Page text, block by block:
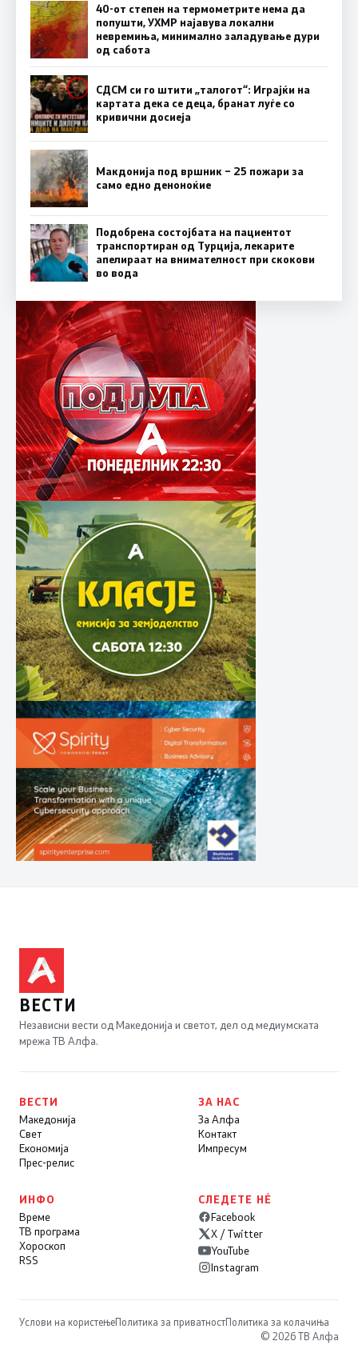
40-от степен на термометрите нема да
попушти, УХМР најавува локални
невремиња, минимално заладување дури
од сабота
СДСМ си го штити „талогот“: Играјќи на
картата дека се деца, бранат луѓе со
кривични досиеја
Макдонија под вршник – 25 пожари за
само едно деноноќие
Подобрена состојбата на пациентот
транспортиран од Турција, лекарите
апелираат на внимателност при скокови
во вода
ВЕСТИ
Независни вести од Македонија и светот, дел од медиумската
мрежа ТВ Алфа.
ВЕСТИ
Македонија
Свет
Економија
Прес-релис
ЗА НАС
За Алфа
Контакт
Импресум
ИНФО
Време
ТВ програма
Хороскоп
RSS
СЛЕДЕТЕ НÉ
Facebook
X / Twitter
YouTube
Instagram
Услови на користењеПолитика за приватностПолитика за колачиња
© 2026 ТВ Алфа